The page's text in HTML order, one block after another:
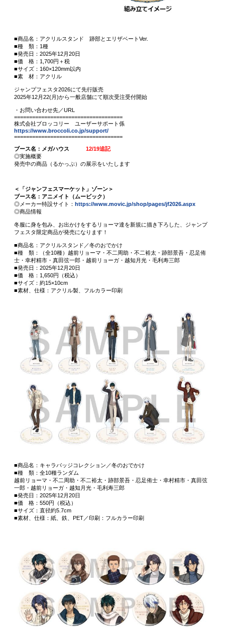
■商品名：アクリルスタンド 跡部とエリザベートVer.
■種 類：1種
■発売日：2025年12月20日
■価 格：1,700円＋税
■サイズ：160×120mm以内
■素 材：アクリル
ジャンプフェスタ2026にて先行販売
2025年12月22(月)から一般店舗にて順次受注受付開始
・お問い合わせ先／URL
====================================
株式会社ブロッコリー ユーザーサポート係
https://www.broccoli.co.jp/support/
====================================
ブース名：メガハウス 12/19追記
◎実施概要
発売中の商品（るかっぷ）の展示をいたします
＜「ジャンフェスマーケット」ゾーン＞
ブース名：アニメイト（ムービック）
◎メーカー特設サイト： https://www.movic.jp/shop/pages/jf2026.aspx
◎商品情報
冬服に身を包み、お出かけをするリョーマ達を新規に描き下ろした、ジャンプ
フェスタ限定商品が発売になります！
■商品名：アクリルスタンド／冬のおでかけ
■種 類：（全10種）越前リョーマ・不二周助・不二裕太・跡部景吾・忍足侑
士・幸村精市・真田弦一郎・越前リョーガ・越知月光・毛利寿三郎
■発売日：2025年12月20日
■価 格：1,650円（税込）
■サイズ：約15×10cm
■素材、仕様：アクリル製、フルカラー印刷
■商品名：キャラバッジコレクション／冬のおでかけ
■種 類：全10種ランダム
越前リョーマ・不二周助・不二裕太・跡部景吾・忍足侑士・幸村精市・真田弦
一郎・越前リョーガ・越知月光・毛利寿三郎
■発売日：2025年12月20日
■価 格：550円（税込）
■サイズ：直径約5.7cm
■素材、仕様：紙、鉄、PET／印刷：フルカラー印刷